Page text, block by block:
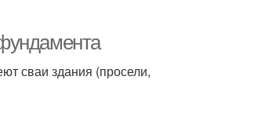
сваи здания (просели,